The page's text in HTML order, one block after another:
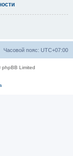
Часовой пояс: UTC+07:00
Limited